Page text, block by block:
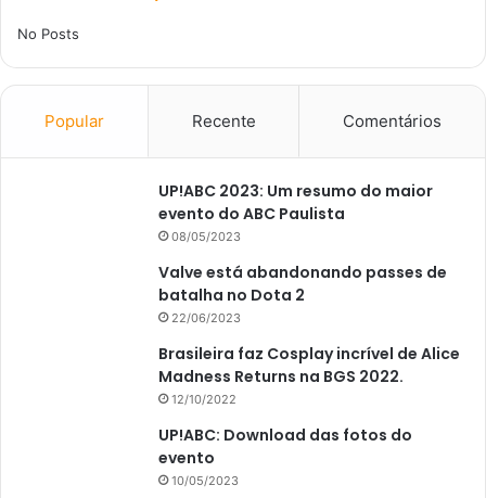
No Posts
Popular Recente Comentários
UP!ABC 2023: Um resumo do maior
evento do ABC Paulista
08/05/2023
Valve está abandonando passes de
batalha no Dota 2
22/06/2023
Brasileira faz Cosplay incrível de Alice
Madness Returns na BGS 2022.
12/10/2022
UP!ABC: Download das fotos do
evento
10/05/2023